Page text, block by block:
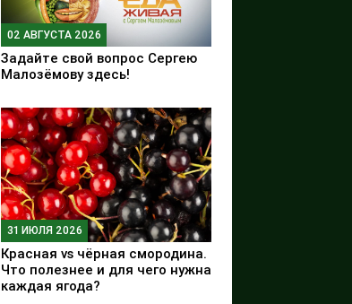
02 АВГУСТА 2026
Задайте свой вопрос Сергею
Малозёмову здесь!
31 ИЮЛЯ 2026
Красная vs чёрная смородина.
Что полезнее и для чего нужна
каждая ягода?